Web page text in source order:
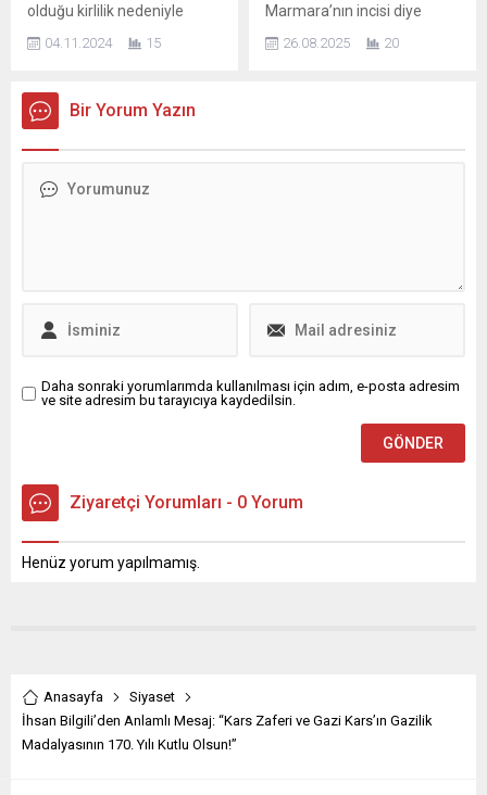
olduğu kirlilik nedeniyle
Uludağ Üniversitesi’nden
bölgedeki tarım arazilerini
olumsuz etkilediğini ve
mahalleden geçerek Nilüfer
04.11.2024 15
Marmara’nın incisi diye
çamur, kanalizasyon ve
26.08.2025 20
Bir Yorum Yazın
Daha sonraki yorumlarımda kullanılması için adım, e-posta adresim
ve site adresim bu tarayıcıya kaydedilsin.
Ziyaretçi Yorumları - 0 Yorum
Henüz yorum yapılmamış.
Anasayfa
Siyaset
İhsan Bilgili’den Anlamlı Mesaj: “Kars Zaferi ve Gazi Kars’ın Gazilik
Madalyasının 170. Yılı Kutlu Olsun!”